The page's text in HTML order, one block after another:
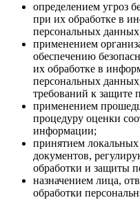
определением угроз
при их обработке в
персональных
применением
обеспечению
их обработке в
персональных
требований к защите
применением
процедуру оценки
информации;
принятием
документов,
обработки и защиты
назначением лица,
обработки